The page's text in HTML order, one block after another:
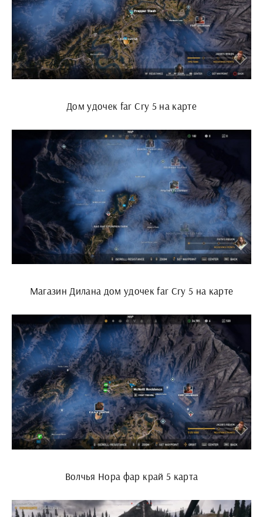
Дом удочек far Cry 5 на карте
Магазин Дилана дом удочек far Cry 5 на карте
Волчья Нора фар край 5 карта